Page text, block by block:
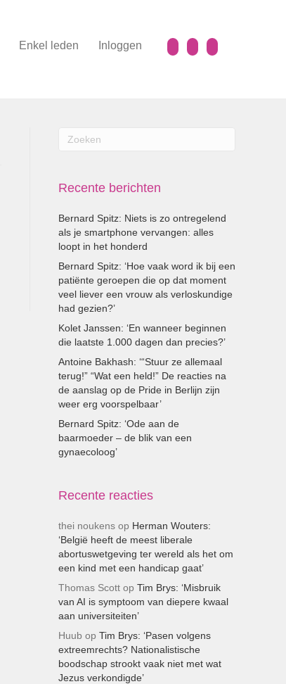
Enkel leden Inloggen
Recente berichten
Bernard Spitz: Niets is zo ontregelend
als je smartphone vervangen: alles
loopt in het honderd
Bernard Spitz: ‘Hoe vaak word ik bij een
patiënte geroepen die op dat moment
veel liever een vrouw als verloskundige
had gezien?’
Kolet Janssen: ‘En wanneer beginnen
die laatste 1.000 dagen dan precies?’
Antoine Bakhash: ‘“Stuur ze allemaal
terug!” “Wat een held!” De reacties na
de aanslag op de Pride in Berlijn zijn
weer erg voorspelbaar’
Bernard Spitz: ‘Ode aan de
baarmoeder – de blik van een
gynaecoloog’
Recente reacties
thei noukensop Herman Wouters:
‘België heeft de meest liberale
abortuswetgeving ter wereld als het om
een kind met een handicap gaat’
Thomas Scottop Tim Brys: ‘Misbruik
van AI is symptoom van diepere kwaal
aan universiteiten’
Huub op Tim Brys: ‘Pasen volgens
extreemrechts? Nationalistische
boodschap strookt vaak niet met wat
Jezus verkondigde’